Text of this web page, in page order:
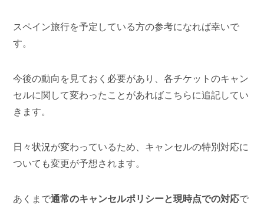
スペイン旅行を予定している方の参考になれば幸いで
す。
今後の動向を見ておく必要があり、各チケットのキャン
セルに関して変わったことがあればこちらに追記してい
きます。
日々状況が変わっているため、キャンセルの特別対応に
ついても変更が予想されます。
あくまで通常のキャンセルポリシーと現時点での対応で